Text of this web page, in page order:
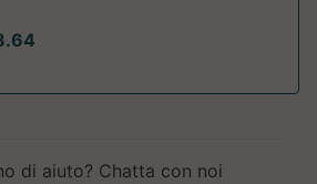
di aiuto? Chatta con noi